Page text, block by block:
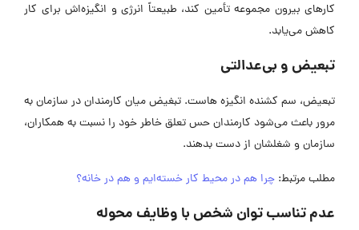
کارهای بیرون مجموعه تأمین کند، طبیعتاً انرژی و انگیزه‌اش برای کار
کاهش می‌یابد.
تبعیض و بی‌عدالتی
تبعیض، سم کشنده انگیزه هاست. تبغیض میان کارمندان در سازمان به
مرور باعث می‌شود کارمندان حس تعلق خاطر خود را نسبت به همکاران،
سازمان و شغلشان از دست بدهند.
مطلب مرتبط: چرا هم در محیط کار خسته‌ایم و هم در خانه؟
عدم تناسب توان شخص با وظایف محوله